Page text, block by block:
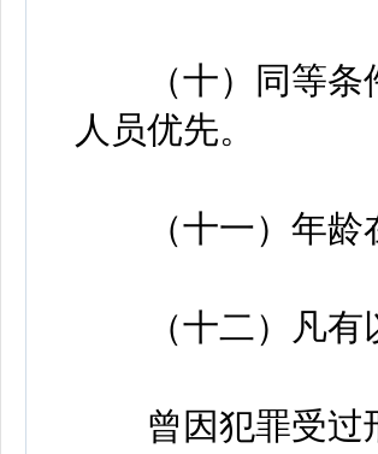
（十）同等条件
人员优先。
（十一）年龄在
（十二）凡有
曾因犯罪受过刑